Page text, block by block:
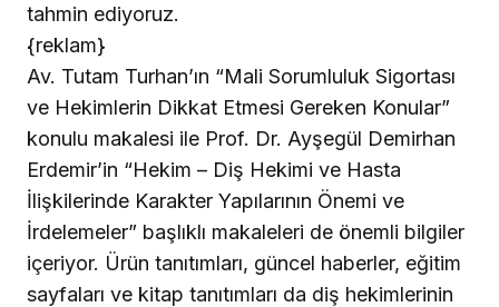
tahmin ediyoruz.
{reklam}
Av. Tutam Turhan’ın “Mali Sorumluluk Sigortası
ve Hekimlerin Dikkat Etmesi Gereken Konular”
konulu makalesi ile Prof. Dr. Ayşegül Demirhan
Erdemir’in “Hekim – Diş Hekimi ve Hasta
İlişkilerinde Karakter Yapılarının Önemi ve
İrdelemeler” başlıklı makaleleri de önemli bilgiler
içeriyor. Ürün tanıtımları, güncel haberler, eğitim
sayfaları ve kitap tanıtımları da diş hekimlerinin